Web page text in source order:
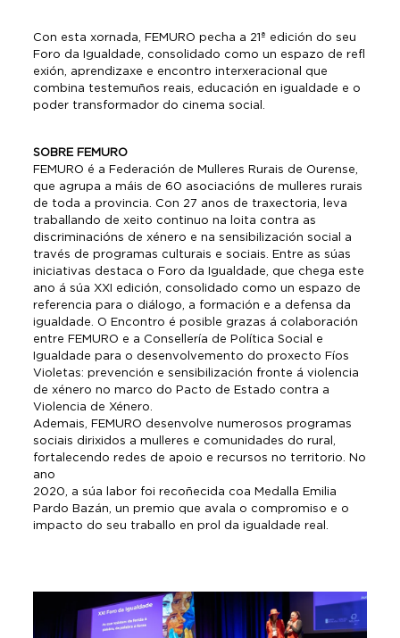
Con esta xornada, FEMURO pecha a 21ª edición do seu
Foro da Igualdade, consolidado como un espazo de refl
exión, aprendizaxe e encontro interxeracional que
combina testemuños reais, educación en igualdade e o
poder transformador do cinema social.
SOBRE FEMURO
FEMURO é a Federación de Mulleres Rurais de Ourense,
que agrupa a máis de 60 asociacións de mulleres rurais
de toda a provincia. Con 27 anos de traxectoria, leva
traballando de xeito continuo na loita contra as
discriminacións de xénero e na sensibilización social a
través de programas culturais e sociais. Entre as súas
iniciativas destaca o Foro da Igualdade, que chega este
ano á súa XXI edición, consolidado como un espazo de
referencia para o diálogo, a formación e a defensa da
igualdade. O Encontro é posible grazas á colaboración
entre FEMURO e a Consellería de Política Social e
Igualdade para o desenvolvemento do proxecto Fíos
Violetas: prevención e sensibilización fronte á violencia
de xénero no marco do Pacto de Estado contra a
Violencia de Xénero.
Ademais, FEMURO desenvolve numerosos programas
sociais dirixidos a mulleres e comunidades do rural,
fortalecendo redes de apoio e recursos no territorio. No
ano
2020, a súa labor foi recoñecida coa Medalla Emilia
Pardo Bazán, un premio que avala o compromiso e o
impacto do seu traballo en prol da igualdade real.